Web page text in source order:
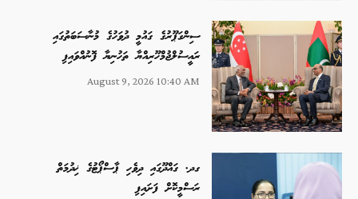
ސިންގަޕޫރުގެ ގައުމީ ދުވަހުގެ މުނާސަބަތުގައި
ރައީސުލްޖުމްހޫރިއްޔާ ތަހުނިޔާ ފޮނުއްވައިފި
August 9, 2026 10:40 AM
ގދ. ގައްދޫގައި ދިވެހި ޕާސްޕޯޓުގެ ޚިދުމަތް
ރަސްމީކޮށް ފަށައިފި